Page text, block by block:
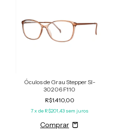
Óculos de Grau Stepper SI-
30206 F110
R$1.410,00
7x de R$201,43 sem juros